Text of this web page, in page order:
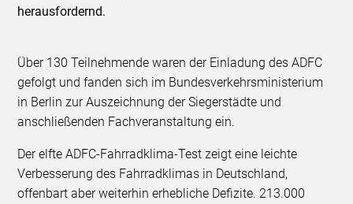
herausfordernd.
Über 130 Teilnehmende waren der Einladung des ADFC
gefolgt und fanden sich im Bundesverkehrsministerium
in Berlin zur Auszeichnung der Siegerstädte und
anschließenden Fachveranstaltung ein.
Der elfte ADFC-Fahrradklima-Test zeigt eine leichte
Verbesserung des Fahrradklimas in Deutschland,
offenbart aber weiterhin erhebliche Defizite. 213.000